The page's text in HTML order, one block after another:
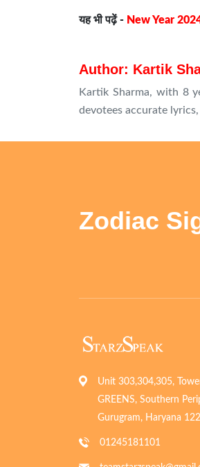
यह भी पढ़ें - New Year
Author: Kartik
Kartik Sharma, with 8
devotees accurate
Zodiac
Unit 303,304,305,
GREENS, Southern
Gurugram, Haryana
01245181101